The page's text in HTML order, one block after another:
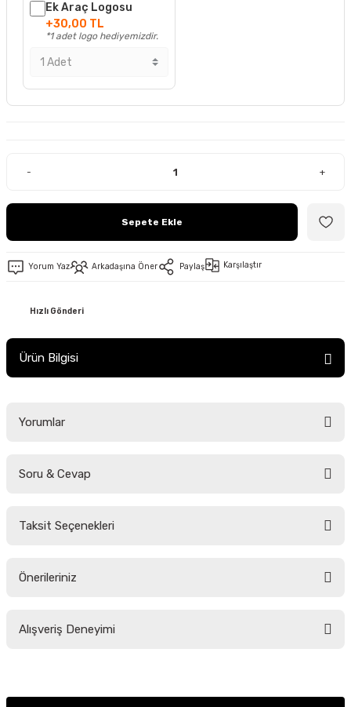
Ek Araç Logosu
+30,00 TL
*1 adet logo hediyemizdir.
- +
Sepete Ekle
Yorum Yaz Arkadaşına Öner Paylaş Karşılaştır
Hızlı Gönderi
Ürün Bilgisi
Yorumlar
Soru & Cevap
Taksit Seçenekleri
Önerileriniz
yetersiz gördüğünüz noktaları öneri formunu kullanarak tarafımıza
Alışveriş Deneyimi
Sitemize ilk yorumu siz yapın!